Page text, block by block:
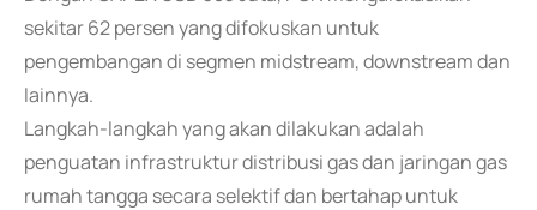
sekitar 62 persen yang difokuskan untuk
pengembangan di segmen midstream, downstream dan
lainnya.
Langkah-langkah yang akan dilakukan adalah
penguatan infrastruktur distribusi gas dan jaringan gas
rumah tangga secara selektif dan bertahap untuk